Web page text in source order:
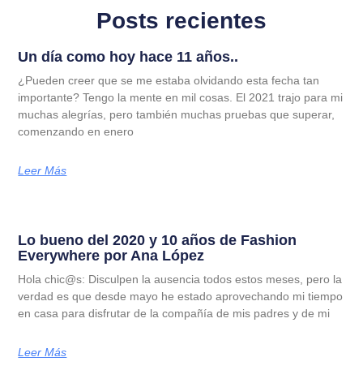
Posts recientes
Un día como hoy hace 11 años..
¿Pueden creer que se me estaba olvidando esta fecha tan
importante? Tengo la mente en mil cosas. El 2021 trajo para mi
muchas alegrías, pero también muchas pruebas que superar,
comenzando en enero
Leer Más
Lo bueno del 2020 y 10 años de Fashion
Everywhere por Ana López
Hola chic@s: Disculpen la ausencia todos estos meses, pero la
verdad es que desde mayo he estado aprovechando mi tiempo
en casa para disfrutar de la compañía de mis padres y de mi
Leer Más